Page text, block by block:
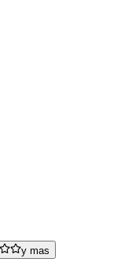
y mas